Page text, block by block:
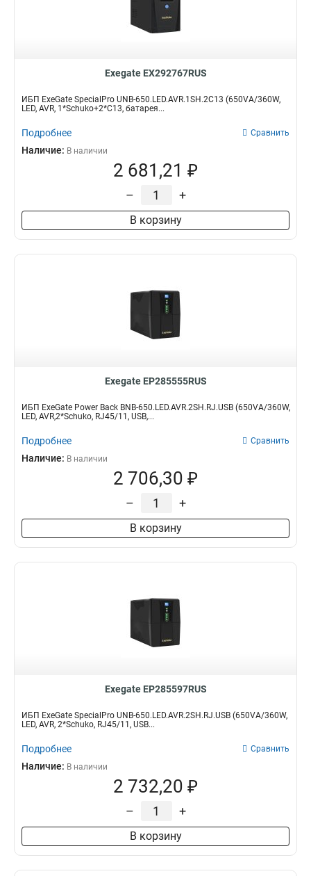
Exegate EX292767RUS
ИБП ExeGate SpecialPro UNB-650.LED.AVR.1SH.2C13 (650VA/360W,
LED, AVR, 1*Schuko+2*C13, батарея...
Подробнее Сравнить
Наличие: В наличии
2 681,21 ₽
– +
В корзину
Exegate EP285555RUS
ИБП ExeGate Power Back BNB-650.LED.AVR.2SH.RJ.USB (650VA/360W,
LED, AVR,2*Schuko, RJ45/11, USB,...
Подробнее Сравнить
Наличие: В наличии
2 706,30 ₽
– +
В корзину
Exegate EP285597RUS
ИБП ExeGate SpecialPro UNB-650.LED.AVR.2SH.RJ.USB (650VA/360W,
LED, AVR, 2*Schuko, RJ45/11, USB...
Подробнее Сравнить
Наличие: В наличии
2 732,20 ₽
– +
В корзину